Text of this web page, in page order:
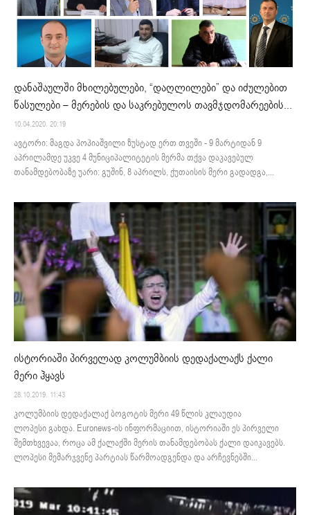
დანაშაულში მხილებულები, “დაღლილები” და იძულებით
წასულები – მერების და საკრებულოს თავმჯდომარეების...
10.04.2020. 20:19
ავტორი: მაგდა პოპიაშვილი ზუსტად ერთ თვეში - 9 მარტიდან 9
აპრილამდე უკვე 4 მუნიციპალიტეტის მერმა თქვა დაკავებულ
თანამდებობაზე უარი: გუშინ, 8 აპრილს, ქუთაისის მერი გადადგა,...
ისტორიაში პირველად კოლუმბიის დედაქალაქს ქალი
მერი ჰყავს
28.10.2019. 11:43
კოლუმბიის დედაქალაქ ბოგოტის მერი 49 წლის კლაუდია
ლოპესი გახდა. Euronews-ის ინფორმაციით, ისტორიაში ეს პირველი
შემთხვევაა, როცა ამ ქალაქში მერის თანამდებობას ქალი დაიკავებს.
ლოპესი მემარჯვენე პარტიას წარმოადგენდა და არჩევნებში...